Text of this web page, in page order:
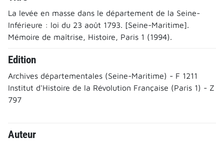
La levée en masse dans le département de la Seine-
Inférieure : loi du 23 août 1793. [Seine-Maritime].
Mémoire de maîtrise, Histoire, Paris 1 (1994).
Edition
Archives départementales (Seine-Maritime) - F 1211
Institut d'Histoire de la Révolution Française (Paris 1) - Z
797
Auteur